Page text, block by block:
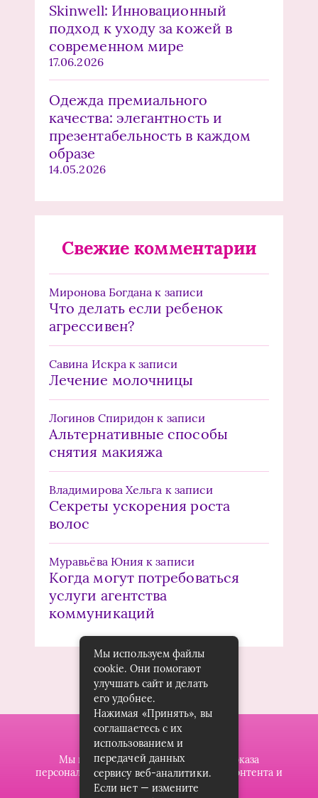
Skinwell: Инновационный
подход к уходу за кожей в
современном мире
17.06.2026
Одежда премиального
качества: элегантность и
презентабельность в каждом
образе
14.05.2026
Свежие комментарии
Миронова Богдана к записи
Что делать если ребенок
агрессивен?
Савина Искра к записи
Лечение молочницы
Логинов Спиридон к записи
Альтернативные способы
снятия макияжа
Владимирова Хельга к записи
Секреты ускорения роста
волос
Муравьёва Юния к записи
Когда могут потребоваться
услуги агентства
коммуникаций
Мы используем файлы cookie для показа
персонализированной рекламы и/или контента и
анализа нашего трафика.
Мы используем файлы
cookie. Они помогают
улучшать сайт и делать
его удобнее.
Нажимая «Принять», вы
соглашаетесь с их
использованием и
передачей данных
сервису веб-аналитики.
Если нет — измените